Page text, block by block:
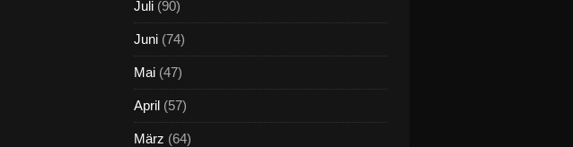
Juli (90)
Juni (74)
Mai (47)
April (57)
März (64)